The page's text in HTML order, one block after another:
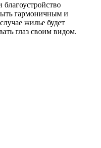
гармоничным и
жилье будет
глаз своим видом.